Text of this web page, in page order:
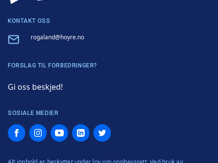
KONTAKT OSS
Email rogaland@hoyre.no
FORSLAG TIL FORBEDRINGER?
Gi oss beskjed!
SOSIALE MEDIER
FacebookInstagramYouTubeLinkedInTwitter